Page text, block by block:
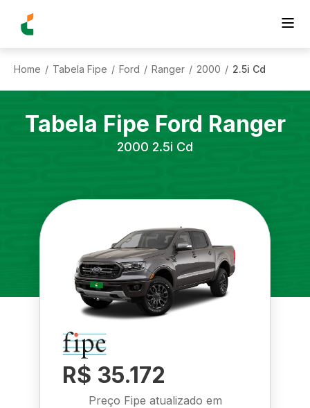
Home / Tabela Fipe / Ford / Ranger / 2000 / 2.5i Cd
Tabela Fipe Ford Ranger
2000 2.5i Cd
R$ 35.172
Preço Fipe atualizado em